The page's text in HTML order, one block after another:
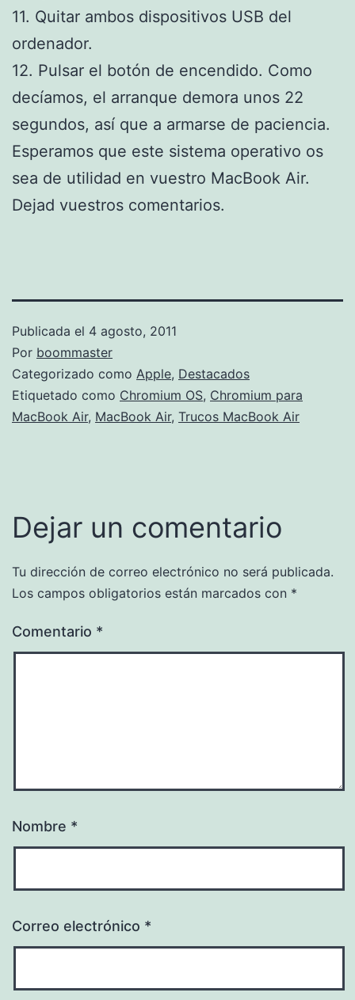
11. Quitar ambos dispositivos USB del
ordenador.
12. Pulsar el botón de encendido. Como
decíamos, el arranque demora unos 22
segundos, así que a armarse de paciencia.
Esperamos que este sistema operativo os
sea de utilidad en vuestro MacBook Air.
Dejad vuestros comentarios.
Publicada el 4 agosto, 2011
Por boommaster
Categorizado como Apple, Destacados
Etiquetado como Chromium OS, Chromium para
MacBook Air, MacBook Air, Trucos MacBook Air
Dejar un comentario
Tu dirección de correo electrónico no será publicada.
Los campos obligatorios están marcados con *
Comentario *
Nombre *
Correo electrónico *